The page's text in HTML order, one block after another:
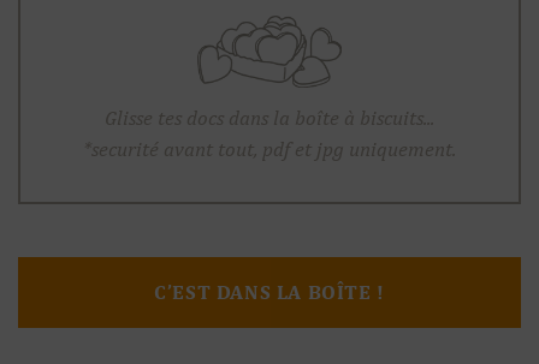
C’EST DANS LA BOÎTE !